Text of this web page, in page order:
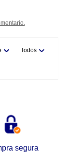
Todos
segura